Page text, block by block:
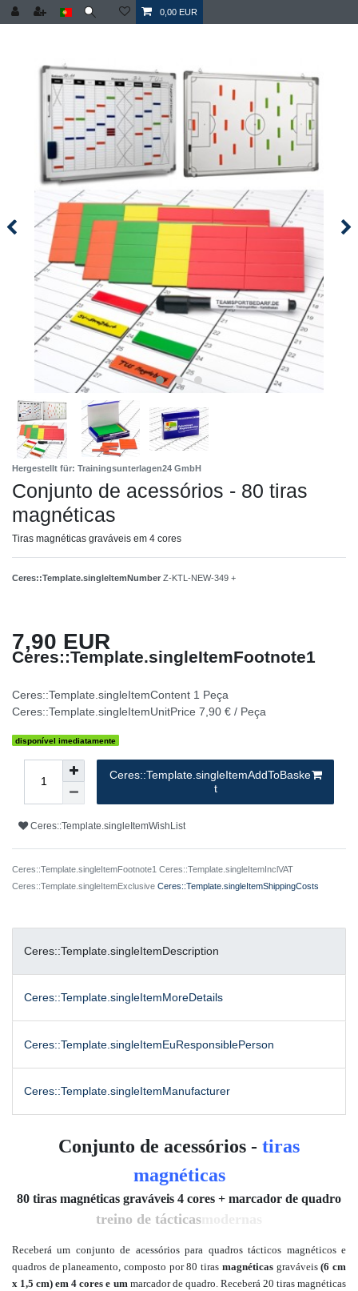
0,00 EUR
Hergestellt für: Trainingsunterlagen24 GmbH
Conjunto de acessórios - 80 tiras
magnéticas
Tiras magnéticas graváveis em 4 cores
Ceres::Template.singleItemNumber Z-KTL-NEW-349 +
7,90 EUR
Ceres::Template.singleItemFootnote1
Ceres::Template.singleItemContent 1 Peça
Ceres::Template.singleItemUnitPrice 7,90 € / Peça
disponível imediatamente
Ceres::Template.singleItemAddToBaske
t
Ceres::Template.singleItemWishList
Ceres::Template.singleItemFootnote1 Ceres::Template.singleItemInclVAT
Ceres::Template.singleItemExclusive Ceres::Template.singleItemShippingCosts
Ceres::Template.singleItemDescription
Ceres::Template.singleItemMoreDetails
Ceres::Template.singleItemEuResponsiblePerson
Ceres::Template.singleItemManufacturer
Conjunto de acessórios - tiras
magnéticas
80 tiras magnéticas graváveis 4 cores + marcador de quadro
treino de tácticas
Receberá um conjunto de acessórios para quadros tácticos magnéticos e
quadros de planeamento, composto por 80 tiras magnéticasgraváveis(6 cm
x 1,5 cm) em 4 cores e ummarcador de quadro. Receberá 20 tiras magnéticas